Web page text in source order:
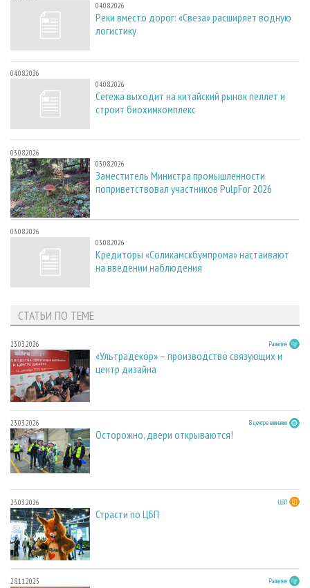
04.08.2026
Реки вместо дорог: «Свеза» расширяет водную
логистику
04.08.2026
04.08.2026
Сегежа выходит на китайский рынок пеллет и
строит биохимкомплекс
03.08.2026
03.08.2026
Заместитель Министра промышленности
поприветствовал участников PulpFor 2026
03.08.2026
03.08.2026
Кредиторы «Соликамскбумпрома» настаивают
на введении наблюдения
СТАТЬИ ПО ТЕМЕ
23.03.2026 Развитие
«Ультрадекор» – производство связующих и
центр дизайна
23.03.2026 В центре внимания
Осторожно, двери открываются!
23.03.2026 ЦБП
Страсти по ЦБП
28.11.2025 Развитие